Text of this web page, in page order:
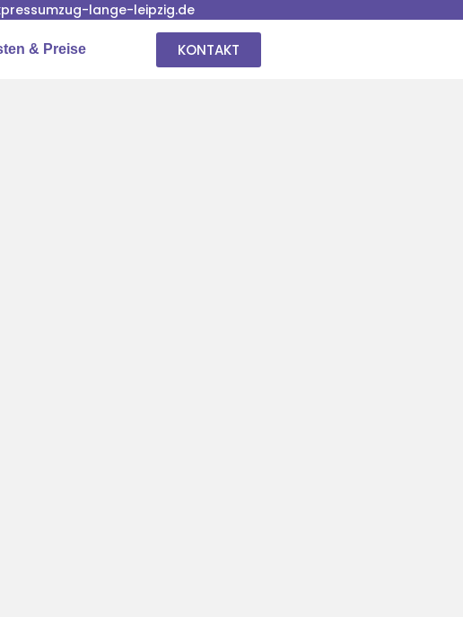
lange-leipzig.de
& Preise KONTAKT